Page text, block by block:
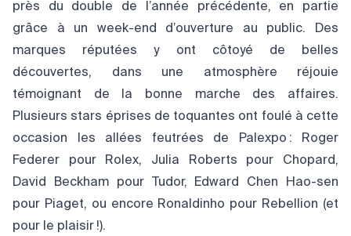
près du double de l’année précédente, en partie
grâce à un week-end d’ouverture au public. Des
marques réputées y ont côtoyé de belles
découvertes, dans une atmosphère réjouie
témoignant de la bonne marche des affaires.
Plusieurs stars éprises de toquantes ont foulé à cette
occasion les allées feutrées de Palexpo : Roger
Federer pour Rolex, Julia Roberts pour Chopard,
David Beckham pour Tudor, Edward Chen Hao-sen
pour Piaget, ou encore Ronaldinho pour Rebellion (et
pour le plaisir !).